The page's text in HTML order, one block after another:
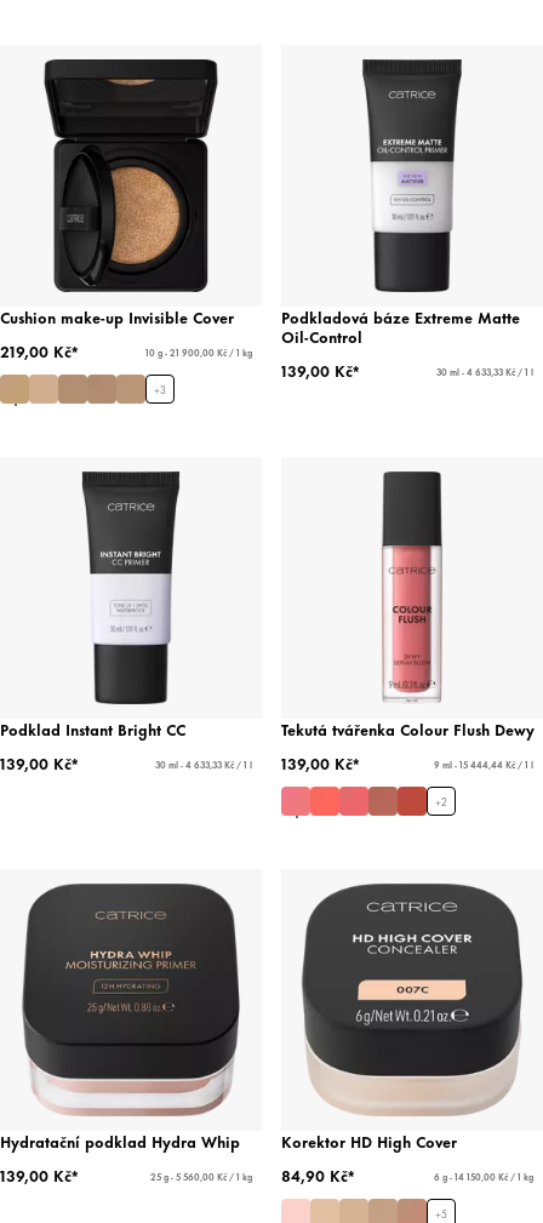
Cushion make-up Invisible Cover
219,00 Kč*
10 g - 21 900,00 Kč / 1 kg
+3
Podkladová báze Extreme Matte
Oil-Control
139,00 Kč*
30 ml - 4 633,33 Kč / 1 l
Podklad Instant Bright CC
139,00 Kč*
30 ml - 4 633,33 Kč / 1 l
Tekutá tvářenka Colour Flush Dewy
139,00 Kč*
9 ml - 15 444,44 Kč / 1 l
+2
Hydratační podklad Hydra Whip
139,00 Kč*
25 g - 5 560,00 Kč / 1 kg
Korektor HD High Cover
84,90 Kč*
6 g - 14 150,00 Kč / 1 kg
+5